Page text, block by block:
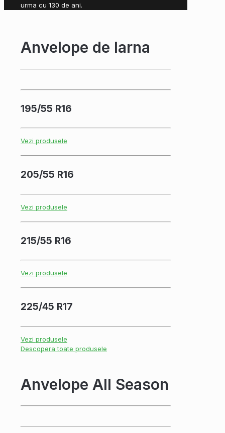
urma cu 130 de ani.
Anvelope de Iarna
195/55 R16
Vezi produsele
205/55 R16
Vezi produsele
215/55 R16
Vezi produsele
225/45 R17
Vezi produsele
Descopera toate produsele
Anvelope All Season